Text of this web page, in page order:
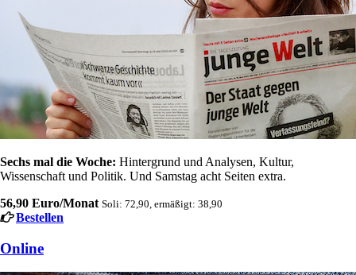
Sechs mal die Woche: Hintergrund und Analysen, Kultur,
Wissenschaft und Politik. Und Samstag acht Seiten extra.
56,90 Euro/Monat Soli: 72,90, ermäßigt: 38,90
Bestellen
Online